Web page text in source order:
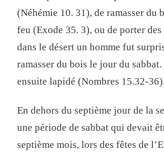
(Néhémie 10. 31), de ramasser du
feu (Exode 35. 3), ou de porter
dans le désert un homme fut
ramasser du bois le jour du
ensuite lapidé (Nombres 15.32-36).
En dehors du septième jour de la
une période de sabbat qui devait
septième mois, lors des fêtes de